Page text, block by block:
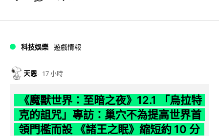
科技娛樂 遊戲情報
天恩 17 小時
《魔獸世界：至暗之夜》12.1 「烏拉特
克的詛咒」專訪：巢穴不為提高世界首
領門檻而設 《諸王之眠》縮短約 10 分